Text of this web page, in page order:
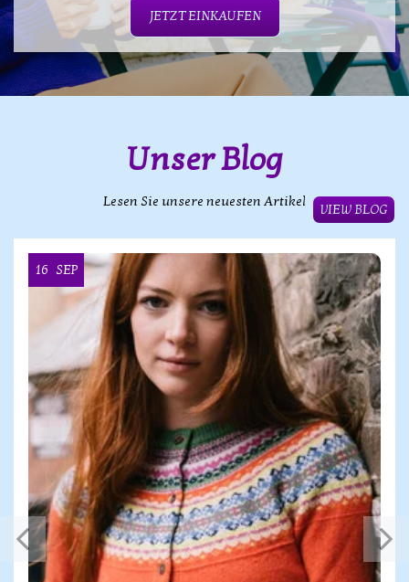
JETZT EINKAUFEN
Unser Blog
Lesen Sie unsere neuesten Artikel
VIEW BLOG
16 SEP